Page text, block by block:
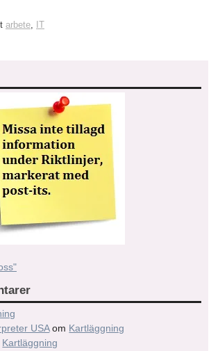
arbete, IT
USAom Kartläggning
Kartläggning